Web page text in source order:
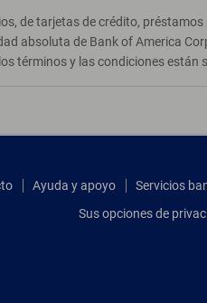
de tarjetas de crédito,
absoluta de Bank of America
términos y las condiciones están
Ayuda y apoyo Servicios
Sus opciones de